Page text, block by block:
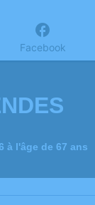
Facebook
à l'âge de 67 ans